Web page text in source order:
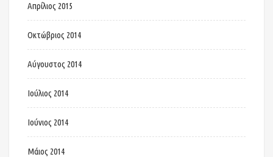
Απρίλιος 2015
Οκτώβριος 2014
Αύγουστος 2014
Ιούλιος 2014
Ιούνιος 2014
Μάιος 2014